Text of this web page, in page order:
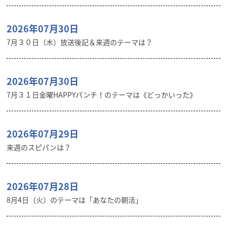
2026年07月30日
7月３０日（木）放送後記＆来週のテーマは？
2026年07月30日
7月３１日金曜HAPPYパンチ！のテーマは《どっかいった》
2026年07月29日
来週のスピパンは？
2026年07月28日
8月4日（火）のテーマは「あなたの朝活」